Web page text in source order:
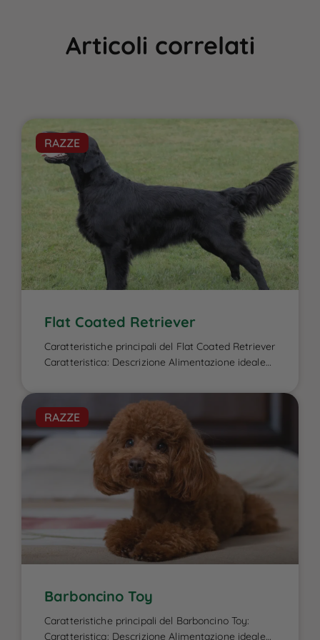
Articoli correlati
RAZZE
Flat Coated Retriever
Caratteristiche principali del Flat Coated Retriever
Caratteristica: Descrizione Alimentazione ideale
Flat Coated Retriever è un elemento cruciale per
garantire la sua energia elevata, il benessere
fisico e la salute del mantello, caratteristiche che
lo contraddistinguono. Essendo un cane attivo e
di taglia media-grande, ha bisogno di una dieta
RAZZE
Barboncino Toy
Caratteristiche principali del Barboncino Toy:
Caratteristica: Descrizione Alimentazione ideale